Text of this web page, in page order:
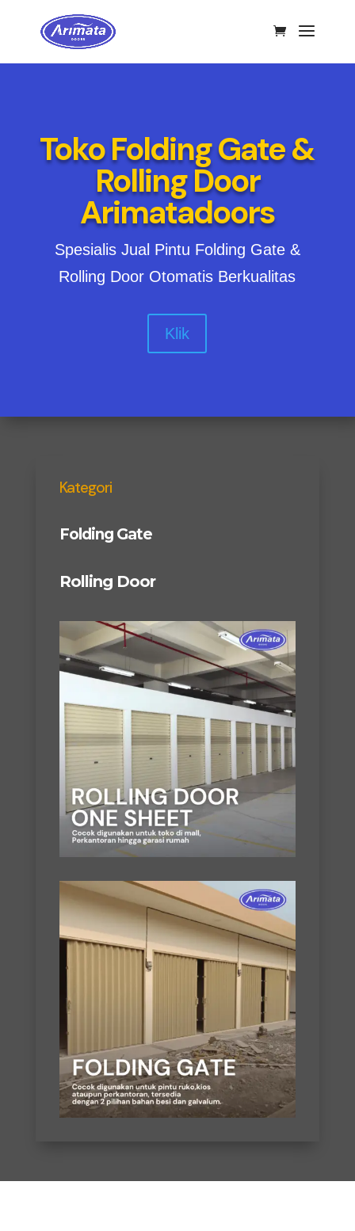
Toko Folding Gate &
Rolling Door
Arimatadoors
Spesialis Jual Pintu Folding Gate &
Rolling Door Otomatis Berkualitas
Klik
Kategori
Folding Gate
Rolling Door